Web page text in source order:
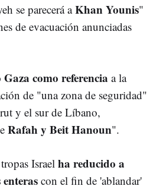
se parecerá aKhan Younis"
de evacuación anunciadas
Gaza como referencia a la
de "una zona de seguridad"
y el sur de Líbano,
Rafah y Beit Hanoun".
Israel ha reducido a
con el fin de 'ablandar'